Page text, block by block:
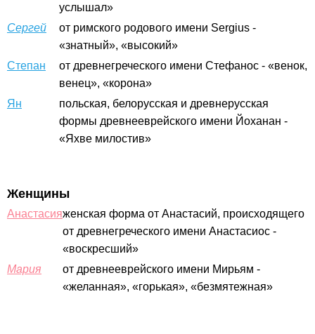
услышал»
Сергей
от римского родового имени Sergius -
«знатный», «высокий»
Степан
от древнегреческого имени Стефанос - «венок,
венец», «корона»
Ян
польская, белорусская и древнерусская
формы древнееврейского имени Йоханан -
«Яхве милостив»
Женщины
Анастасияженская форма от Анастасий, происходящего
от древнегреческого имени Анастасиос -
«воскресший»
Мария
от древнееврейского имени Мирьям -
«желанная», «горькая», «безмятежная»